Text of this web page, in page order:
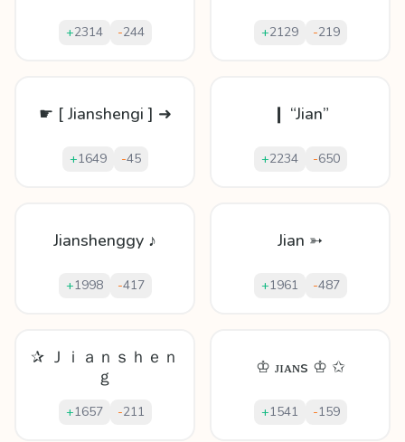
+2314 -244 +2129 -219
☛ [ Jianshengi ] ➜
+1649 -45
❙ “Jian”
+2234 -650
Jianshenggy ♪
+1998 -417
Jian ➳
+1961 -487
✰ Ｊｉａｎｓｈｅｎ
ｇ
+1657 -211
♔ ᴊɪᴀɴs ♔ ✩
+1541 -159